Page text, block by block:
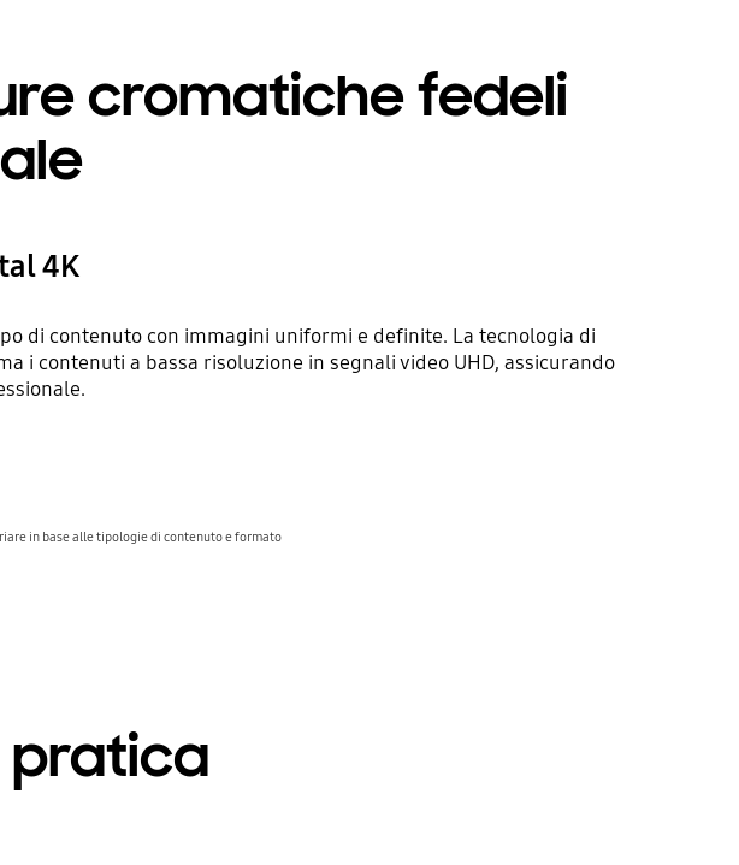
cromatiche fedeli
4K
di contenuto con immagini uniformi e definite. La tecnologia di
i contenuti a bassa risoluzione in segnali video UHD, assicurando
in base alle tipologie di contenuto e formato
pratica